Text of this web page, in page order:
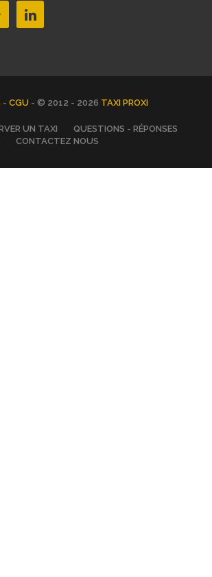
- CGU - © 2012 - 2026 TAXI PROXI
UN TAXI
QUESTIONS - RÉPONSES
CONTACTEZ NOUS